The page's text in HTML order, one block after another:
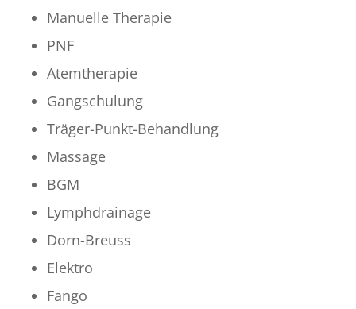
Manuelle Therapie
PNF
Atemtherapie
Gangschulung
Träger-Punkt-Behandlung
Massage
BGM
Lymphdrainage
Dorn-Breuss
Elektro
Fango